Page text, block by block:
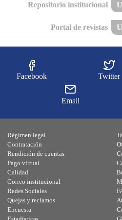
Repositorio institucional
Portal de revistas
Facebook Twitter
Email
Régimen legal
Contratación
Rendición de cuentas
Pago virtual
Calidad
Correo institucional
Redes Sociales
Quejas y reclamos
Encuesta